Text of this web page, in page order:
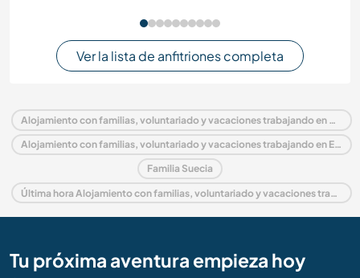
Ver la lista de anfitriones completa
Alojamiento con familias, voluntariado y vacaciones trabajando en Suecia
Alojamiento con familias, voluntariado y vacaciones trabajando en Europa
Familia Suecia
Última hora Alojamiento con familias, voluntariado y vacaciones trabajando en Suecia
Tu próxima aventura empieza hoy